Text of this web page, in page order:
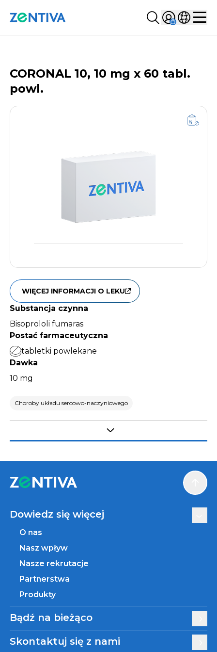
Szukaj...
Sign inWybierz
CORONAL 10, 10 mg x 60 tabl.
powl.
WIĘCEJ INFORMACJI O LEKU
Substancja czynna
Bisoprololi fumaras
Postać farmaceutyczna
tabletki powlekane
Dawka
10 mg
Choroby układu sercowo-naczyniowego
Dowiedz się więcej
O nas
Nasz wpływ
Nasze rekrutacje
Partnerstwa
Produkty
Bądź na bieżąco
Skontaktuj się z nami